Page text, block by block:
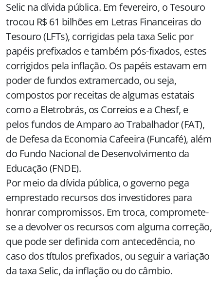
Selic na dívida pública. Em fevereiro, o Tesouro
trocou R$ 61 bilhões em Letras Financeiras do
Tesouro (LFTs), corrigidas pela taxa Selic por
papéis prefixados e também pós-fixados, estes
corrigidos pela inflação. Os papéis estavam em
poder de fundos extramercado, ou seja,
compostos por receitas de algumas estatais
como a Eletrobrás, os Correios e a Chesf, e
pelos fundos de Amparo ao Trabalhador (FAT),
de Defesa da Economia Cafeeira (Funcafé), além
do Fundo Nacional de Desenvolvimento da
Educação (FNDE).
Por meio da dívida pública, o governo pega
emprestado recursos dos investidores para
honrar compromissos. Em troca, compromete-
se a devolver os recursos com alguma correção,
que pode ser definida com antecedência, no
caso dos títulos prefixados, ou seguir a variação
da taxa Selic, da inflação ou do câmbio.